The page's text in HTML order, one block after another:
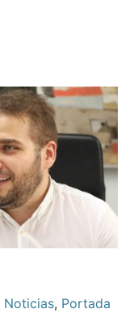
Noticias, Portada